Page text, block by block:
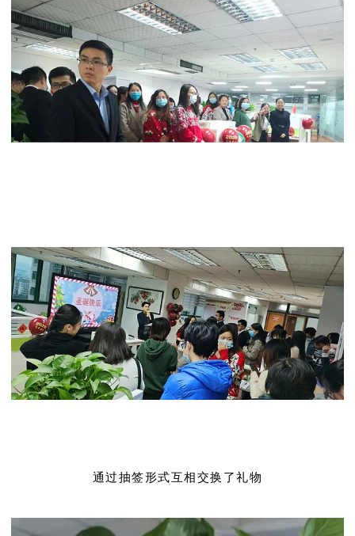
通过抽签形式互相交换了礼物